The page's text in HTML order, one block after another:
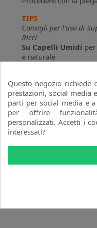
TIPS
Consigli per l'uso di
Ricci
Su Capelli Umidi
e naturale
Su Capelli Asciutti
riccio ed un effetto
Commenti (0)
Questo negozio richiede
prestazioni, social media
parti per social media e
per offrire
personalizzati. Accetti i
interessati?